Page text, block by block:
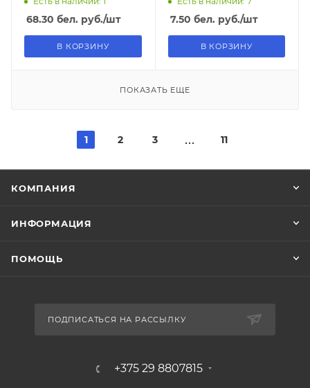
68.30 бел. руб./шт
В КОРЗИНУ
7.50 бел. руб./шт
В КОРЗИНУ
ПОКАЗАТЬ ЕЩЕ
1 2 3 11
КОМПАНИЯ
ИНФОРМАЦИЯ
ПОМОЩЬ
ПОДПИСАТЬСЯ НА РАССЫЛКУ
+375 29 8807815